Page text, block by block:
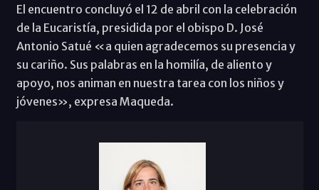
El encuentro concluyó el 12 de abril con la celebración
de la Eucaristía, presidida por el obispo D. José
Antonio Satué «a quien agradecemos su presencia y
su cariño. Sus palabras en la homilía, de aliento y
apoyo, nos animan en nuestra tarea con los niños y
jóvenes», expresa Maqueda.